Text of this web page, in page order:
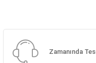
Zamanında